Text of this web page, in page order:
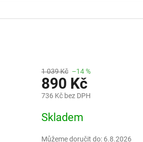
1 039 Kč –14 %
890 Kč
736 Kč bez DPH
cena:
Skladem
Můžeme doručit do: 6.8.2026